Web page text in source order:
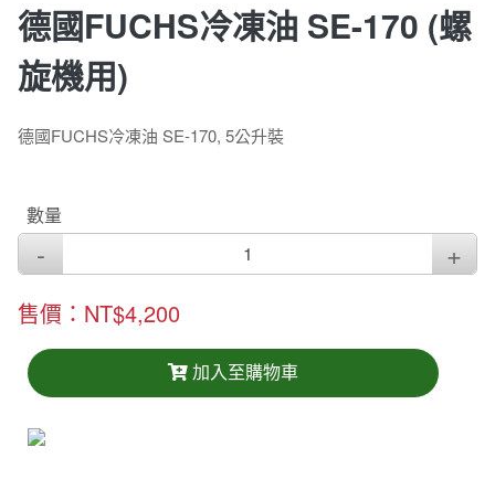
德國FUCHS冷凍油 SE-170 (螺
旋機用)
德國FUCHS冷凍油 SE-170, 5公升裝
數量
售價：NT$4,200
加入至購物車